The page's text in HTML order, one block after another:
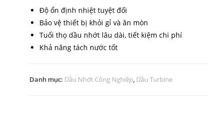
Độ ổn định nhiệt tuyệt đối
Bảo vệ thiết bị khỏi gỉ và ăn mòn
Tuổi thọ dầu nhớt lâu dài, tiết kiệm chi phí
Khả năng tách nước tốt
Danh mục: Dầu Nhớt Công Nghiệp, Dầu Turbine